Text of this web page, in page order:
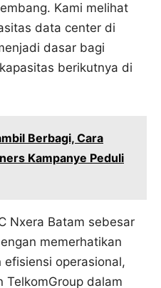
Kami melihat
data center di
dasar bagi
berikutnya di
Berbagi, Cara
Kampanye Peduli
Nxera Batam sebesar
memerhatikan
operasional,
TelkomGroup dalam